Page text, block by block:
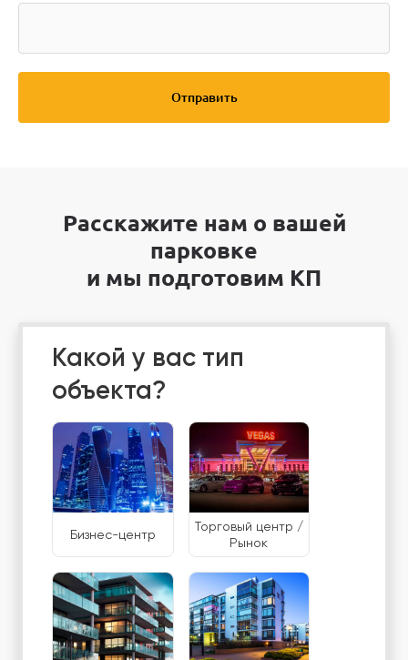
Отправить
Расскажите нам о вашей
парковке
и мы подготовим КП
Какой у вас тип
объекта?
Бизнес-центр
Торговый центр /
Рынок